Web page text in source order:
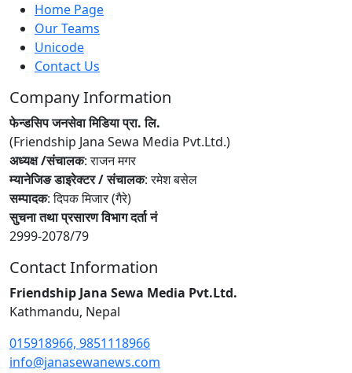
Home Page
Our Teams
Unicode
Contact Us
Company Information
फेन्डसिप जनसेवा मिडिया प्रा. लि.
(Friendship Jana Sewa Media Pvt.Ltd.)
अध्यक्ष /संचालक: राजन मगर
म्यानेजिङ डाइरेक्टर / संचालक: रमेश बसेल
सम्पादक: दिपक मिजार (गैरे)
सुचना तथा प्रसारण विभाग दर्ता नं
2999-2078/79
Contact Information
Friendship Jana Sewa Media Pvt.Ltd.
Kathmandu, Nepal
015918966, 9851118966
info@janasewanews.com